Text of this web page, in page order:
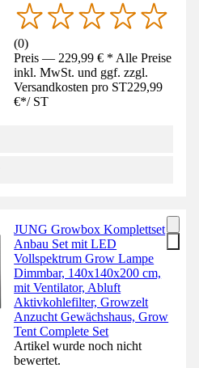
(0)
Preis — 229,99 € * Alle Preise
inkl. MwSt. und ggf. zzgl.
Versandkosten pro ST229,99
€*/ ST
JUNG Growbox Komplettset
Anbau Set mit LED
Vollspektrum Grow Lampe
Dimmbar, 140x140x200 cm,
mit Ventilator, Abluft
Aktivkohlefilter, Growzelt
Anzucht Gewächshaus, Grow
Tent Complete Set
Artikel wurde noch nicht
bewertet.